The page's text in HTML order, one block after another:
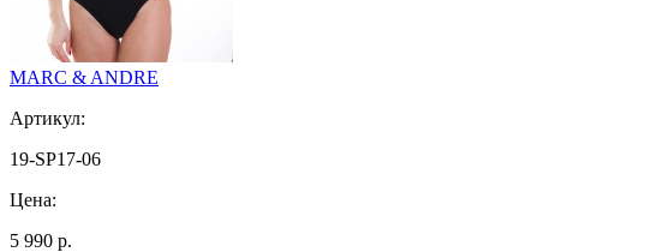
MARC & ANDRE
Артикул:
19-SP17-06
Цена:
5 990 р.